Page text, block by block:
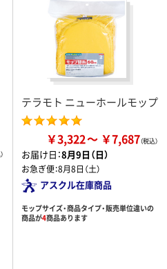
テラモト ニューホールモップ
￥3,322 ￥7,687
お届け日：8月9日（日）
お急ぎ便：8月8日（土）
アスクル在庫商品
モップサイズ・商品タイプ・販売単位違いの
商品が4商品あります